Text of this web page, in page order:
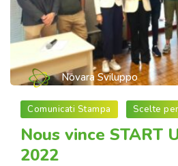
Novara Sviluppo
Comunicati Stampa Scelte
Nous vince START
2022